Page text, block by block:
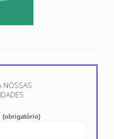
NOSSAS
(obrigatório)